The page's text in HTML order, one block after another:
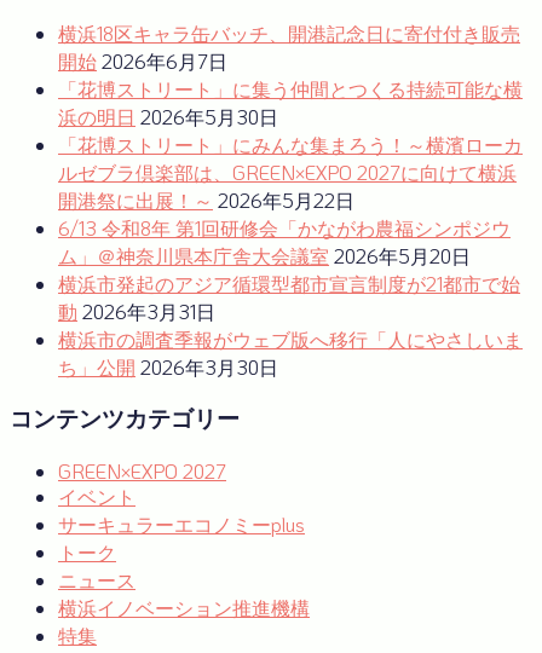
ー
シ
横浜18区キャラ缶バッチ、開港記念日に寄付付き販売
開始2026年6月7日
「花博ストリート」に集う仲間とつくる持続可能な横
浜の明日 2026年5月30日
「花博ストリート」にみんな集まろう！～横濱ローカ
ルゼブラ倶楽部は、GREEN×EXPO 2027に向けて横浜
開港祭に出展！～ 2026年5月22日
6/13 令和8年 第1回研修会「かながわ農福シンポジウ
ム」＠神奈川県本庁舎大会議室 2026年5月20日
横浜市発起のアジア循環型都市宣言制度が21都市で始
動 2026年3月31日
横浜市の調査季報がウェブ版へ移行「人にやさしいま
ち」公開 2026年3月30日
コンテンツカテゴリー
GREEN×EXPO 2027
イベント
サーキュラーエコノミーplus
トーク
ニュース
横浜イノベーション推進機構
特集